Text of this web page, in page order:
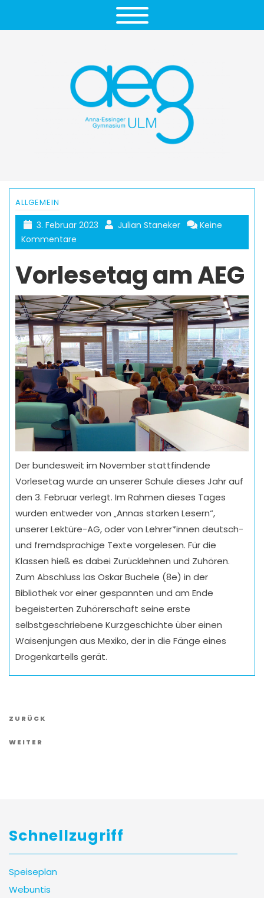
ALLGEMEIN
3. Februar 2023 Julian Staneker
Keine
Kommentare
Vorlesetag am AEG
Der bundesweit im November stattfindende
Vorlesetag wurde an unserer Schule dieses Jahr auf
den 3. Februar verlegt. Im Rahmen dieses Tages
wurden entweder von „Annas starken Lesern“,
unserer Lektüre-AG, oder von Lehrer*innen deutsch-
und fremdsprachige Texte vorgelesen. Für die
Klassen hieß es dabei Zurücklehnen und Zuhören.
Zum Abschluss las Oskar Buchele (8e) in der
Bibliothek vor einer gespannten und am Ende
begeisterten Zuhörerschaft seine erste
selbstgeschriebene Kurzgeschichte über einen
Waisenjungen aus Mexiko, der in die Fänge eines
Drogenkartells gerät.
Vorheriger
ZURÜCK
Nächster
WEITER
Schnellzugriff
Speiseplan
Webuntis